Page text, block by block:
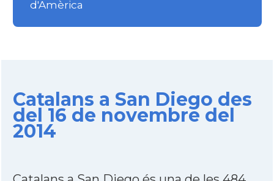
d'Amèrica
Catalans a San Diego des
del 16 de novembre del
2014